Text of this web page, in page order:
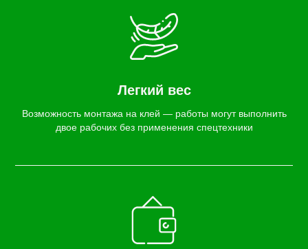
Легкий вес
Возможность монтажа на клей — работы могут выполнить
двое рабочих без применения спецтехники